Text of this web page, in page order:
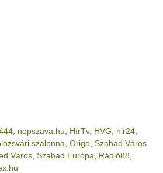
nepszava.hu HírTv, HVG hir24
szalonna Origo Szabad Város
Város Szabad Európa Rádió88